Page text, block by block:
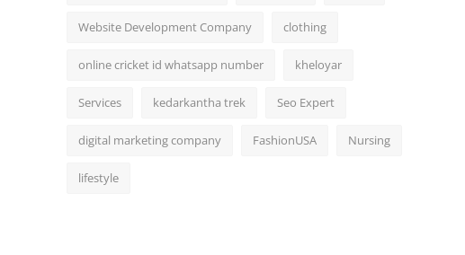
Website Development Company clothing
online cricket id whatsapp number kheloyar
Services kedarkantha trek Seo Expert
digital marketing company FashionUSA Nursing
lifestyle